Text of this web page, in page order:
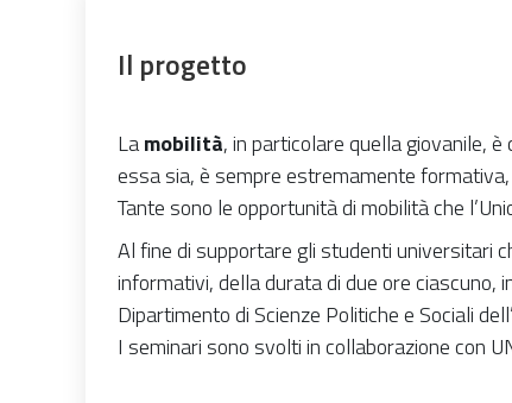
Il progetto
Lamobilità, in particolare quella giovanile,
essa sia, è sempre estremamente
Tante sono le opportunità di mobilità che
Al fine di supportare gli studenti universitari
informativi, della durata di due ore
Dipartimento di Scienze Politiche e Sociali
I seminari sono svolti in collaborazione con